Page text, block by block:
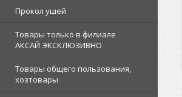
Прокол ушей
Товары только в филиале
АКСАЙ ЭКСКЛЮЗИВНО
Товары общего пользования,
хозтовары